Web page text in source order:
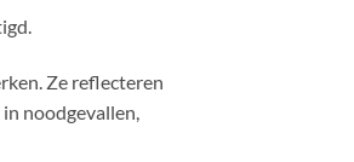
Ze reflecteren
noodgevallen,